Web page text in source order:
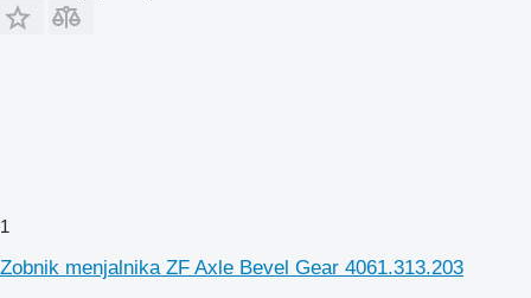
1
Zobnik menjalnika ZF Axle Bevel Gear 4061.313.203